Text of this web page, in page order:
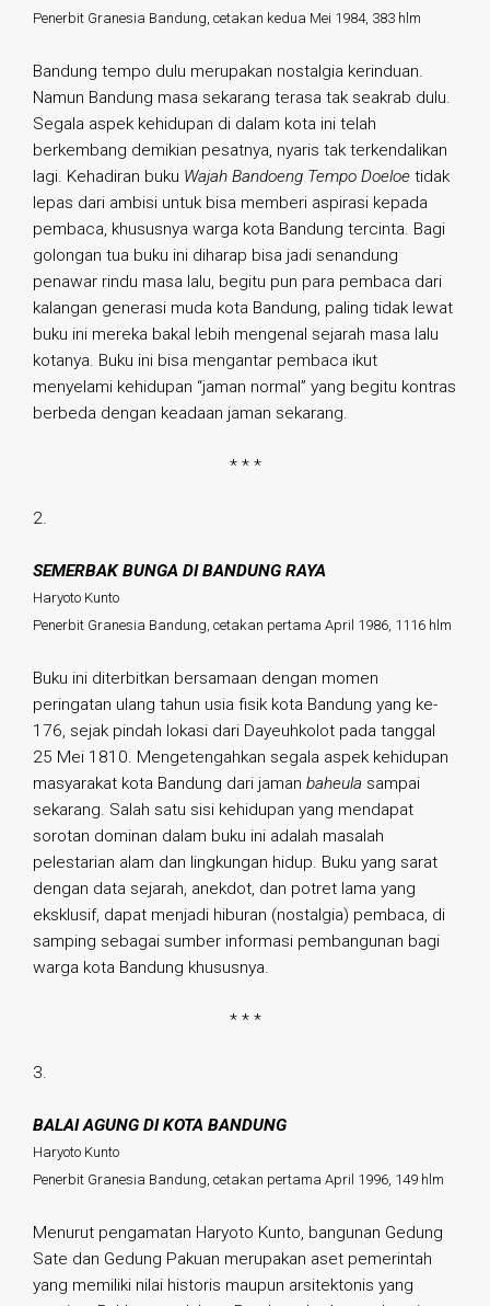
Penerbit Granesia Bandung, cetakan kedua Mei 1984, 383 hlm
Bandung tempo dulu merupakan nostalgia kerinduan.
Namun Bandung masa sekarang terasa tak seakrab dulu.
Segala aspek kehidupan di dalam kota ini telah
berkembang demikian pesatnya, nyaris tak terkendalikan
lagi. Kehadiran buku Wajah Bandoeng Tempo Doeloe tidak
lepas dari ambisi untuk bisa memberi aspirasi kepada
pembaca, khususnya warga kota Bandung tercinta. Bagi
golongan tua buku ini diharap bisa jadi senandung
penawar rindu masa lalu, begitu pun para pembaca dari
kalangan generasi muda kota Bandung, paling tidak lewat
buku ini mereka bakal lebih mengenal sejarah masa lalu
kotanya. Buku ini bisa mengantar pembaca ikut
menyelami kehidupan “jaman normal” yang begitu kontras
berbeda dengan keadaan jaman sekarang.
* * *
2.
SEMERBAK BUNGA DI BANDUNG RAYA
Haryoto Kunto
Penerbit Granesia Bandung, cetakan pertama April 1986, 1116 hlm
Buku ini diterbitkan bersamaan dengan momen
peringatan ulang tahun usia fisik kota Bandung yang ke-
176, sejak pindah lokasi dari Dayeuhkolot pada tanggal
25 Mei 1810. Mengetengahkan segala aspek kehidupan
masyarakat kota Bandung dari jaman baheula sampai
sekarang. Salah satu sisi kehidupan yang mendapat
sorotan dominan dalam buku ini adalah masalah
pelestarian alam dan lingkungan hidup. Buku yang sarat
dengan data sejarah, anekdot, dan potret lama yang
eksklusif, dapat menjadi hiburan (nostalgia) pembaca, di
samping sebagai sumber informasi pembangunan bagi
warga kota Bandung khususnya.
* * *
3.
BALAI AGUNG DI KOTA BANDUNG
Haryoto Kunto
Penerbit Granesia Bandung, cetakan pertama April 1996, 149 hlm
Menurut pengamatan Haryoto Kunto, bangunan Gedung
Sate dan Gedung Pakuan merupakan aset pemerintah
yang memiliki nilai historis maupun arsitektonis yang